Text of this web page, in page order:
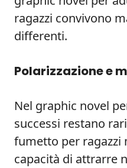
ragazzi convivono
differenti.
Polarizzazione e
Nel graphic novel
successi restano
fumetto per ragazzi
capacità di attrarre